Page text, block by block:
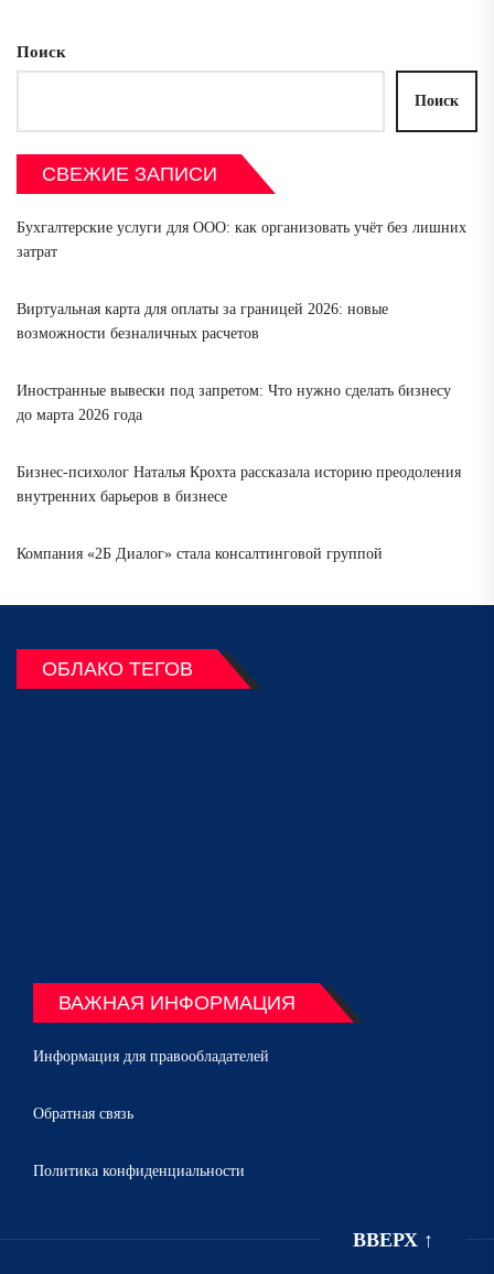
Поиск
Поиск
СВЕЖИЕ ЗАПИСИ
Бухгалтерские услуги для ООО: как организовать учёт без лишних
затрат
Виртуальная карта для оплаты за границей 2026: новые
возможности безналичных расчетов
Иностранные вывески под запретом: Что нужно сделать бизнесу
до марта 2026 года
Бизнес-психолог Наталья Крохта рассказала историю преодоления
внутренних барьеров в бизнесе
Компания «2Б Диалог» стала консалтинговой группой
ОБЛАКО ТЕГОВ
ВАЖНАЯ ИНФОРМАЦИЯ
Информация для правообладателей
Обратная связь
Политика конфиденциальности
ВВЕРХ ↑